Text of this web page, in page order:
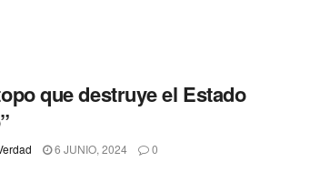
que destruye el Estado
6 JUNIO, 2024 0